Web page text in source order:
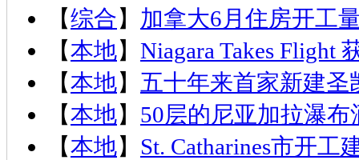
【综合】 加拿大6月住房开工
【本地】 Niagara Takes Flight
【本地】 五十年来首家新建
【本地】 50层的尼亚加拉瀑
【本地】 St. Catharines市开